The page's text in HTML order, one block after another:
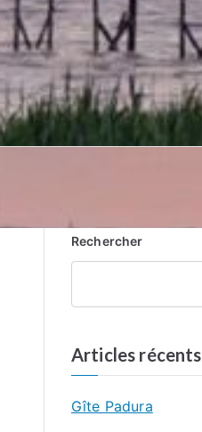
Rechercher
Articles récents
Gîte Padura